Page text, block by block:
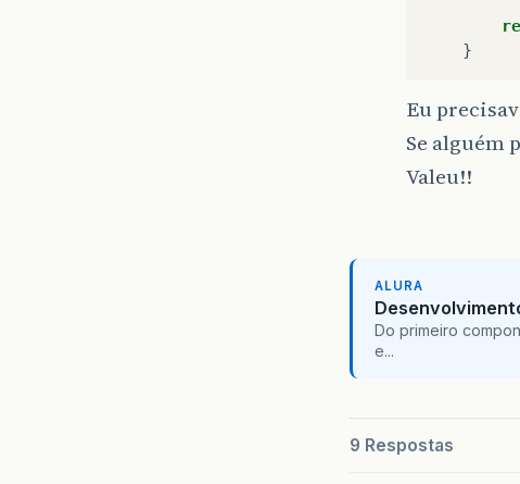
}
Eu
Se alguém
Valeu!!
ALURA
Do primeiro
e...
9 Respostas